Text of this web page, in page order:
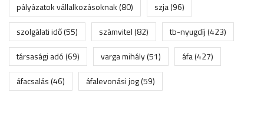
pályázatok vállalkozásoknak(80) szja(96)
szolgálati idő(55) számvitel(82) tb-nyugdíj(423)
társasági adó(69) varga mihály(51) áfa(427)
áfacsalás(46) áfalevonási jog(59)